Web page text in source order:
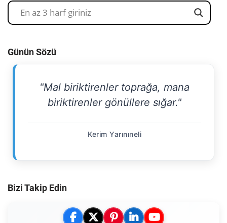
Günün Sözü
"Mal biriktirenler toprağa, mana
biriktirenler gönüllere sığar."
Kerim Yarınıneli
Bizi Takip Edin